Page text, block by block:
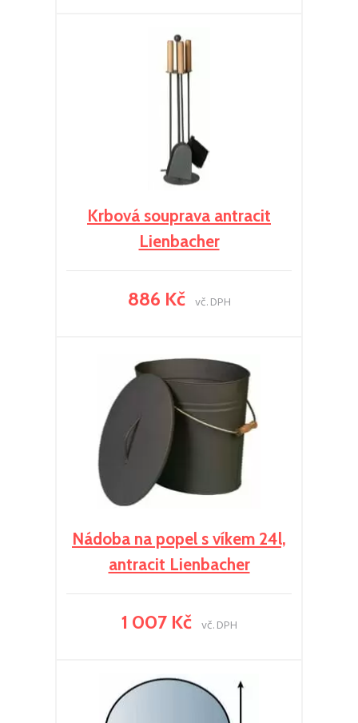
Krbová souprava antracit
Lienbacher
886 Kč vč. DPH
Nádoba na popel s víkem 24l,
antracit Lienbacher
1 007 Kč vč. DPH